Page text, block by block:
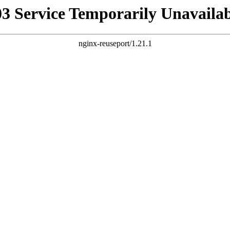
Service Temporarily
nginx-reuseport/1.21.1